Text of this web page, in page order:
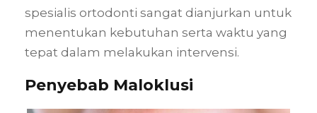
spesialis ortodonti sangat dianjurkan untuk
menentukan kebutuhan serta waktu yang
tepat dalam melakukan intervensi.
Penyebab Maloklusi